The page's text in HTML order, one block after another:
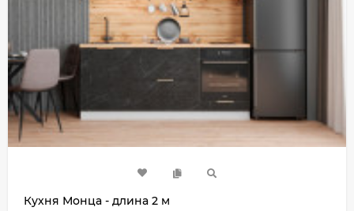
Кухня Монца - длина 2 м